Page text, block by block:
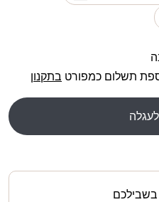
תשלום כמפורט בתקנון
בשבילכם